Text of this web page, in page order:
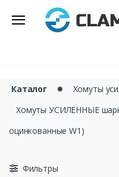
Каталог ✹ Хомуты
Хомуты УСИЛЕННЫЕ
оцинкованные W1)
Фильтры